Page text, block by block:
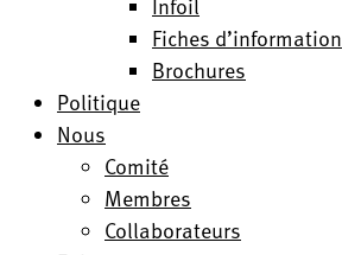
Fiches d’information
Brochures
Politique
Nous
Comité
Membres
Collaborateurs